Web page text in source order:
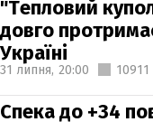
"Тепловий
довго
Україні
31 липня, 20:00 10911
Спека до +34